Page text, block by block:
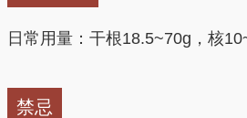
日常用量：干根18.5~70g，核
禁忌